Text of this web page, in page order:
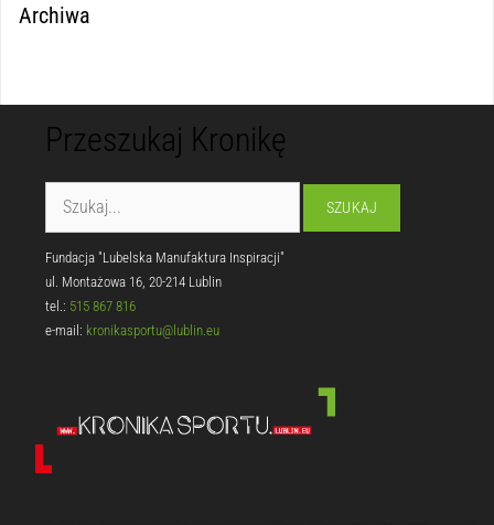
Archiwa
Przeszukaj Kronikę
Fundacja "Lubelska Manufaktura Inspiracji"
ul. Montażowa 16, 20-214 Lublin
tel.: 515 867 816
e-mail: kronikasportu@lublin.eu